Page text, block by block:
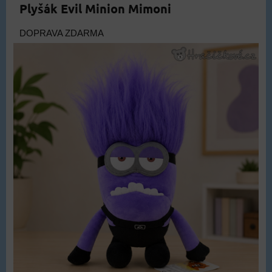
Plyšák Evil Minion Mimoni
DOPRAVA ZDARMA